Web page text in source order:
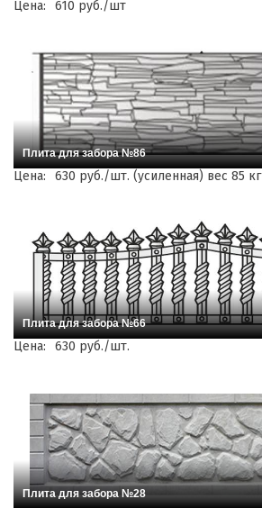
Цена: 610 руб./шт
Плита для забора №86
Цена: 630 руб./шт. (усиленная) вес 85 кг
Плита для забора №66
Цена: 630 руб./шт.
Плита для забора №28